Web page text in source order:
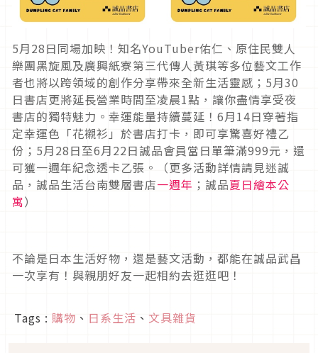
5月28日同場加映！知名YouTuber佑仁、原住民雙人
樂團黑旋風及廣興紙寮第三代傳人黃琪等多位藝文工作
者也將以跨領域的創作分享帶來全新生活靈感；5月30
日書店更將延長營業時間至凌晨1點，讓你盡情享受夜
書店的獨特魅力。幸運能量持續蔓延！6月14日穿著指
定幸運色「花襯衫」於書店打卡，即可享驚喜好禮乙
份；5月28日至6月22日誠品會員當日單筆滿999元，還
可獲一週年紀念透卡乙張。（更多活動詳情請見迷誠
品，誠品生活台南雙層書店一週年 ；誠品夏日繪本公
寓）
不論是日本生活好物，還是藝文活動，都能在誠品武昌
一次享有！與親朋好友一起相約去逛逛吧！
Tags : 購物 、 日系生活 、 文具雜貨